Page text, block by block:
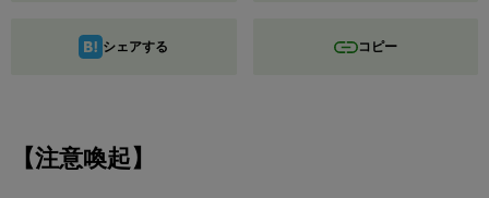
シェアする コピー
【注意喚起】